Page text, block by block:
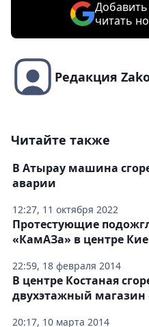
читать
Редакция
Читайте также
12:27, 11 октября 2022
В Атырау машина
аварии
22:59, 18 февраля 2014
Протестующие
«КамАЗа» в центре
20:17, 10 марта 2014
В центре Костаная
двухэтажный